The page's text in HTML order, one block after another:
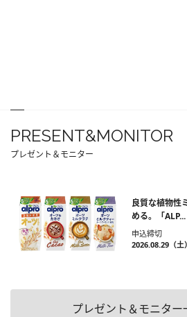
PRESENT&MONITOR
プレゼント＆モニター
良質な植物性
める。「ALP...
申込締切
2026.08.29（土
プレゼント＆モニター